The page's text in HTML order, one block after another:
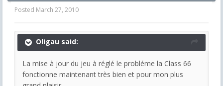
Posted March 27, 2010
Oligau said:
La mise à jour du jeu à réglé le probléme la Class 66
fonctionne maintenant très bien et pour mon plus